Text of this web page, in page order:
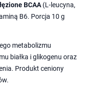
BCAA(L-leucyna,
B6. Porcja 10 g
metabolizmu
białka i glikogenu oraz
Produkt ceniony